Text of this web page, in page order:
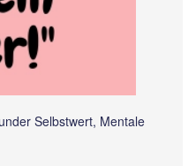
Selbstwert, Mentale